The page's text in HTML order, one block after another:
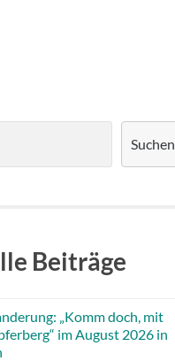
Suchen
Beiträge
„Komm doch, mit
im August 2026 in